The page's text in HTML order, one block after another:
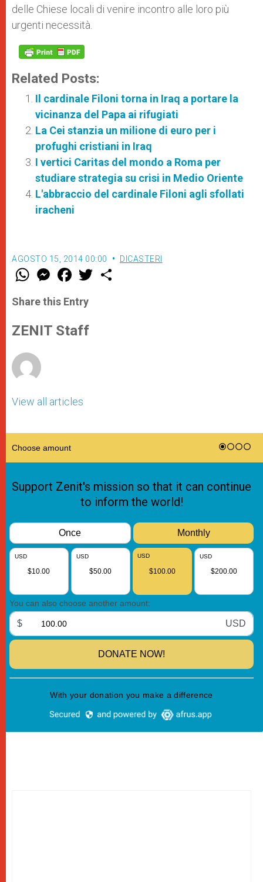
delle Chiese locali di venire incontro alle loro più
urgenti necessità.
Related Posts:
Il cardinale Filoni torna in Iraq a portare la
vicinanza del Papa ai rifugiati
La Cei stanzia un milione di euro per i
profughi cristiani in Iraq
I vertici Caritas del mondo a Roma per
studiare strategia su crisi in Medio Oriente
L'abbraccio del cardinale Filoni agli sfollati
iracheni
AGOSTO 15, 2014 00:00 DICASTERI
W
t
s
p
p
M
e
s
e
g
e
F
a
e
b
o
k
w
Share this Entry
ZENIT Staff
View all articles